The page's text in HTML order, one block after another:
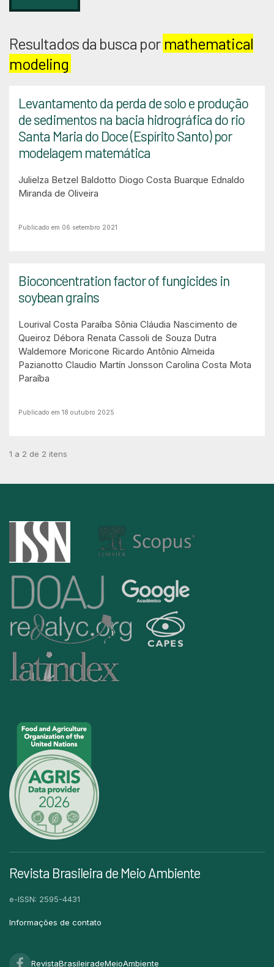
Resultados da busca por mathematical
modeling
Levantamento da perda de solo e produção
de sedimentos na bacia hidrográfica do rio
Santa Maria do Doce (Espírito Santo) por
modelagem matemática
Julielza Betzel Baldotto Diogo Costa Buarque Ednaldo
Miranda de Oliveira
Publicado em 06 setembro 2021
Bioconcentration factor of fungicides in
soybean grains
Lourival Costa Paraíba Sônia Cláudia Nascimento de
Queiroz Débora Renata Cassoli de Souza Dutra
Waldemore Moricone Ricardo Antônio Almeida
Pazianotto Claudio Martín Jonsson Carolina Costa Mota
Paraíba
Publicado em 18 outubro 2025
1 a 2 de 2 itens
Revista Brasileira de Meio Ambiente
e-ISSN: 2595-4431
Informações de contato
RevistaBrasileiradeMeioAmbiente